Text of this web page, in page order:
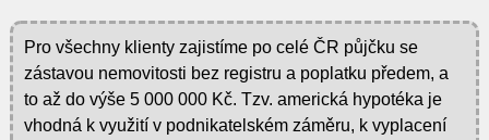
Pro všechny klienty zajistíme po celé ČR půjčku se
zástavou nemovitosti bez registru a poplatku předem, a
to až do výše 5 000 000 Kč. Tzv. americká hypotéka je
vhodná k využití v podnikatelském záměru, k vyplacení